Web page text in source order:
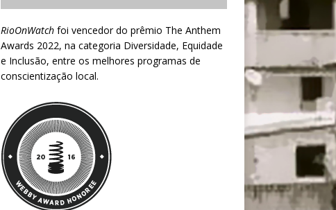
RioOnWatchfoi vencedor do prêmio The Anthem
Awards 2022, na categoria Diversidade, Equidade
e Inclusão, entre os melhores programas de
conscientização local.